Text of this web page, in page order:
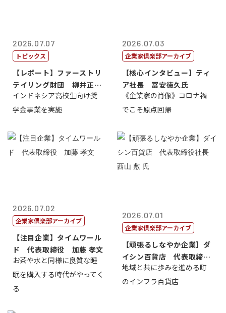
2026.07.07
トピックス
【レポート】ファーストリ
テイリング財団 柳井正
理事長
インドネシア高校生向け奨
学金事業を実施
2026.07.03
企業家倶楽部アーカイブ
【核心インタビュー】ティ
ア社長 冨安徳久氏
《企業家の肖像》コロナ禍
でこそ原点回帰
2026.07.02
企業家倶楽部アーカイブ
【注目企業】タイムワール
ド 代表取締役 加藤 孝文
お茶や水と同様に良質な睡
眠を購入する時代がやってく
る
2026.07.01
企業家倶楽部アーカイブ
【頑張るしなやか企業】ダ
イシン百貨店 代表取締役
社長 西山 ...
地域と共に歩みを進める町
のインフラ百貨店